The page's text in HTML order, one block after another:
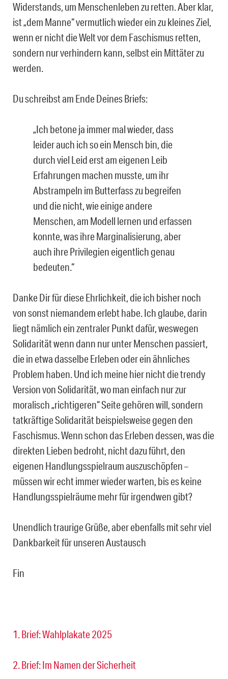
Widerstands, um Menschenleben zu retten. Aber klar,
ist „dem Manne“ vermutlich wieder ein zu kleines Ziel,
wenn er nicht die Welt vor dem Faschismus retten,
sondern nur verhindern kann, selbst ein Mittäter zu
werden.
Du schreibst am Ende Deines Briefs:
„Ich betone ja immer mal wieder, dass
leider auch ich so ein Mensch bin, die
durch viel Leid erst am eigenen Leib
Erfahrungen machen musste, um ihr
Abstrampeln im Butterfass zu begreifen
und die nicht, wie einige andere
Menschen, am Modell lernen und erfassen
konnte, was ihre Marginalisierung, aber
auch ihre Privilegien eigentlich genau
bedeuten.“
Danke Dir für diese Ehrlichkeit, die ich bisher noch
von sonst niemandem erlebt habe. Ich glaube, darin
liegt nämlich ein zentraler Punkt dafür, weswegen
Solidarität wenn dann nur unter Menschen passiert,
die in etwa dasselbe Erleben oder ein ähnliches
Problem haben. Und ich meine hier nicht die trendy
Version von Solidarität, wo man einfach nur zur
moralisch „richtigeren“ Seite gehören will, sondern
tatkräftige Solidarität beispielsweise gegen den
Faschismus. Wenn schon das Erleben dessen, was die
direkten Lieben bedroht, nicht dazu führt, den
eigenen Handlungsspielraum auszuschöpfen –
müssen wir echt immer wieder warten, bis es keine
Handlungsspielräume mehr für irgendwen gibt?
Unendlich traurige Grüße, aber ebenfalls mit sehr viel
Dankbarkeit für unseren Austausch
Fin
1. Brief: Wahlplakate 2025
2. Brief: Im Namen der Sicherheit